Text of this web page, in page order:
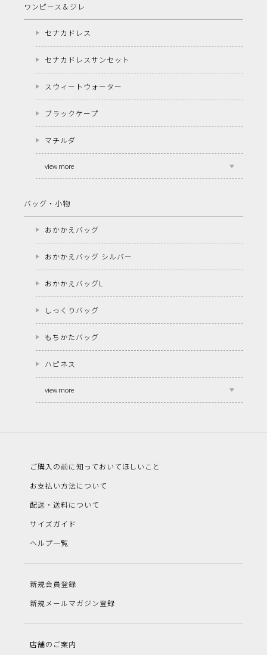
ワンピース＆ジレ
セナカドレス
セナカドレスサンセット
スウィートウォーター
ブラックケープ
マチルダ
view more
バッグ・小物
おかかえバッグ
おかかえバッグ シルバー
おかかえバッグL
しっくりバッグ
もちかたバッグ
ハピネス
view more
ご購入の前に知っておいてほしいこと
お支払い方法について
配送・送料について
サイズガイド
ヘルプ一覧
新規会員登録
新規メールマガジン登録
店舗のご案内